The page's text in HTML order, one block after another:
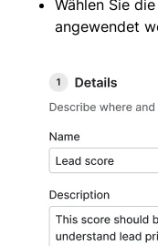
Wählen Sie die
angewendet